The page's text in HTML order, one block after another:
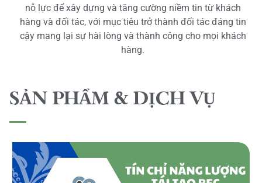
nỗ lực để xây dựng và tăng cường niềm tin từ khách
hàng và đối tác, với mục tiêu trở thành đối tác đáng tin
cậy mang lại sự hài lòng và thành công cho mọi khách
hàng.
SẢN PHẨM & DỊCH VỤ